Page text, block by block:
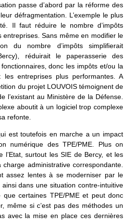
passe d’abord par la réforme des
défragmentation. L’exemple le plus
Il faut réduire le nombre d’impôts
Sans même en modifier le
du nombre d’impôts simplifierait
réduirait le paperasserie des
donc les impôts et/ou la
entreprises plus performantes. A
du projet LOUVOIS témoignent de
l’existant au Ministère de la Défense.
aboutit à un logiciel trop complexe
refonte.
est toutefois en marche a un impact
numérique des TPE/PME. Plus on
l’Etat, surtout les SIE de Bercy, et les
administrative correspondante.
assez lentes à se moderniser par le
dans une situation contre-intuitive
que certaines TPE/PME et peut donc
même si c’est pas des méthodes un
avec la mise en place ces dernières